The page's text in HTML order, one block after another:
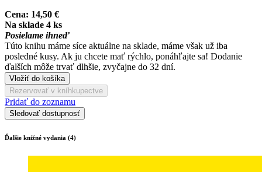
Cena: 14,50 €
Na sklade 4 ks
Posielame ihneď
Túto knihu máme síce aktuálne na sklade, máme však už iba
posledné kusy. Ak ju chcete mať rýchlo, ponáhľajte sa! Dodanie
ďalších môže trvať dlhšie, zvyčajne do 32 dní.
Vložiť do košíka
Rezervovať v kníhkupectve
Pridať do zoznamu
Sledovať dostupnosť
Ďalšie knižné vydania (4)